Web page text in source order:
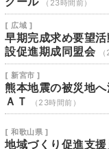
（23時間前）
[ 広域 ]
早期完成求め要望
設促進期成同盟会
[ 新宮市 ]
熊本地震の被災地
ＡＴ
（23時間前）
[ 和歌山県 ]
地域づくり促進支